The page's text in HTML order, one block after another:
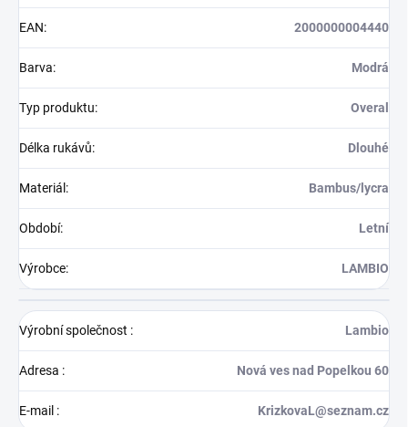
EAN: 2000000004440
Barva: Modrá
Typ produktu: Overal
Délka rukávů: Dlouhé
Materiál: Bambus/lycra
Období: Letní
Výrobce: LAMBIO
Výrobní společnost : Lambio
Adresa : Nová ves nad Popelkou 60
E-mail : KrizkovaL@seznam.cz